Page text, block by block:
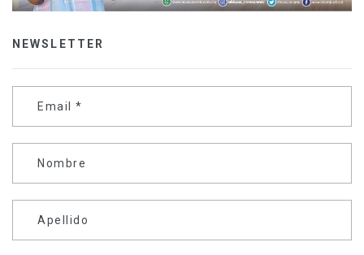
NEWSLETTER
Email *
Nombre
Apellido